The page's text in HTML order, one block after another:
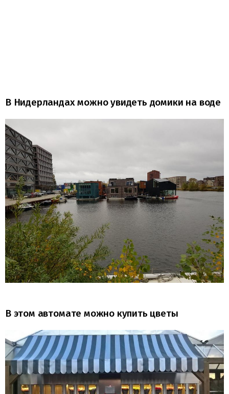
В Нидерландах можно увидеть домики на воде
В этом автомате можно купить цветы